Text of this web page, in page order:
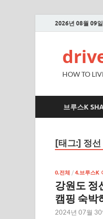
2026년 08월 09일
HOW TO
브루스K
[태그:] 정
0.전체 / 4.브루스K
강원도 정
캠핑 숙박
2024년 07월 30